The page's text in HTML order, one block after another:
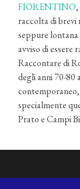
FIORENTINO
raccolta di brevi
seppure
avviso di essere
Raccontare di
degli anni 70-80
specialmente
Prato e Campi